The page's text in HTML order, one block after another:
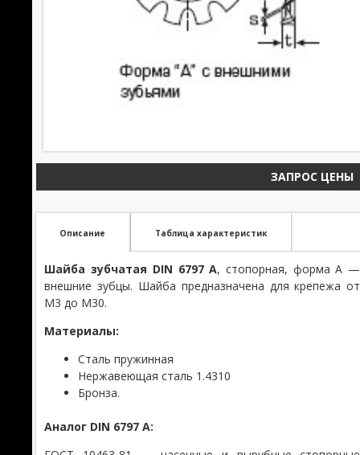
ЗАПРОС ЦЕНЫ
Описание Таблица характеристик
Шайба зубчатая DIN 6797 А, стопорная, форма А —
внешние зубцы. Шайба предназначена для крепежа от
М3 до М30.
Материалы:
Сталь пружинная
Нержавеющая сталь 1.4310
Бронза.
Аналог DIN 6797 А: